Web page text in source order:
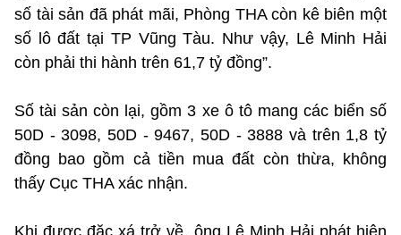
số tài sản đã phát mãi, Phòng THA còn kê biên một
số lô đất tại TP Vũng Tàu. Như vậy, Lê Minh Hải
còn phải thi hành trên 61,7 tỷ đồng”.
Số tài sản còn lại, gồm 3 xe ô tô mang các biển số
50D - 3098, 50D - 9467, 50D - 3888 và trên 1,8 tỷ
đồng bao gồm cả tiền mua đất còn thừa, không
thấy Cục THA xác nhận.
Khi được đặc xá trở về, ông Lê Minh Hải phát hiện